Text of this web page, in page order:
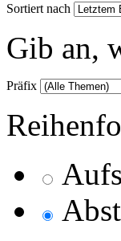
Sortiert nach
Gib an,
Präfix